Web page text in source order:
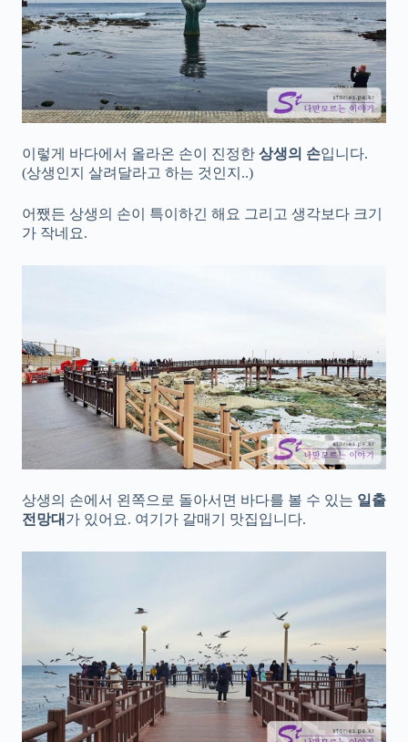
이렇게 바다에서 올라온 손이 진정한 상생의 손입니다.
(상생인지 살려달라고 하는 것인지..)
어쨌든 상생의 손이 특이하긴 해요 그리고 생각보다 크기
가 작네요.
상생의 손에서 왼쪽으로 돌아서면 바다를 볼 수 있는 일출
전망대 가 있어요. 여기가 갈매기 맛집입니다.